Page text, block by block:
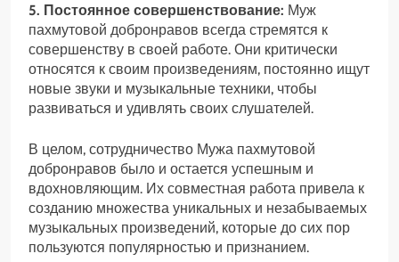
5. Постоянное совершенствование: Муж
пахмутовой добронравов всегда стремятся к
совершенству в своей работе. Они критически
относятся к своим произведениям, постоянно ищут
новые звуки и музыкальные техники, чтобы
развиваться и удивлять своих слушателей.
В целом, сотрудничество Мужа пахмутовой
добронравов было и остается успешным и
вдохновляющим. Их совместная работа привела к
созданию множества уникальных и незабываемых
музыкальных произведений, которые до сих пор
пользуются популярностью и признанием.